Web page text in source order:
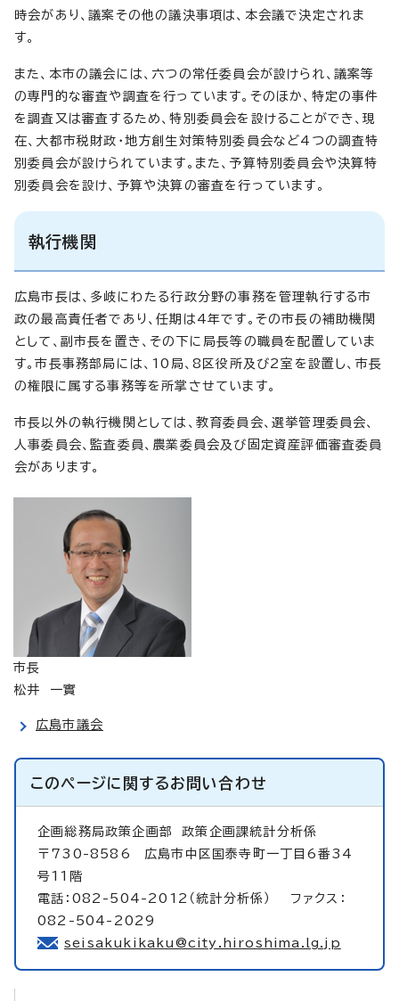
時会があり、議案その他の議決事項は、本会議で決定されま
す。
また、本市の議会には、六つの常任委員会が設けられ、議案等
の専門的な審査や調査を行っています。そのほか、特定の事件
を調査又は審査するため、特別委員会を設けることができ、現
在、大都市税財政・地方創生対策特別委員会など4つの調査特
別委員会が設けられています。また、予算特別委員会や決算特
別委員会を設け、予算や決算の審査を行っています。
執行機関
広島市長は、多岐にわたる行政分野の事務を管理執行する市
政の最高責任者であり、任期は4年です。その市長の補助機関
として、副市長を置き、その下に局長等の職員を配置していま
す。市長事務部局には、10局、8区役所及び2室を設置し、市長
の権限に属する事務等を所掌させています。
市長以外の執行機関としては、教育委員会、選挙管理委員会、
人事委員会、監査委員、農業委員会及び固定資産評価審査委員
会があります。
市長
松井 一實
広島市議会
このページに関するお問い合わせ
企画総務局政策企画部政策企画課統計分析係
〒730-8586 広島市中区国泰寺町一丁目6番34
号11階
電話：082-504-2012（統計分析係） ファクス：
082-504-2029
seisakukikaku@city.hiroshima.lg.jp